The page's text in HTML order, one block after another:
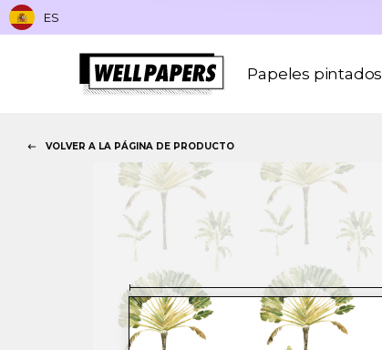
ES
Papeles pintados
VOLVER A LA PÁGINA DE PRODUCTO